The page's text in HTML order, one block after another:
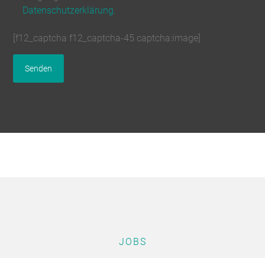
Datenschutzerklärung.
[f12_captcha f12_captcha-45 captcha:image]
JOBS